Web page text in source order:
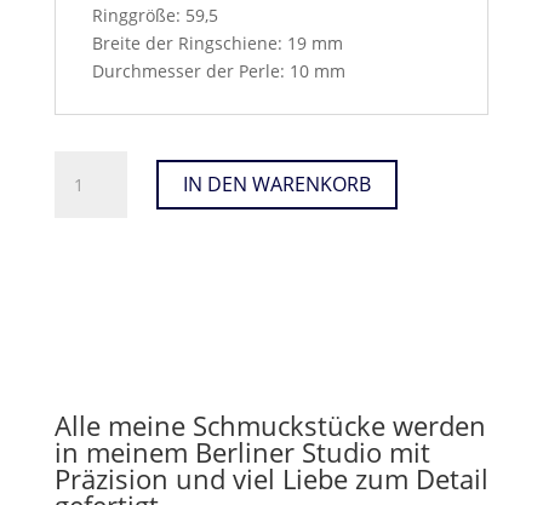
Ringgröße: 59,5
Breite der Ringschiene: 19 mm
Durchmesser der Perle: 10 mm
SILBERRING
IN DEN WARENKORB
Alle meine Schmuckstücke werden
in meinem Berliner Studio mit
Präzision und viel Liebe zum Detail